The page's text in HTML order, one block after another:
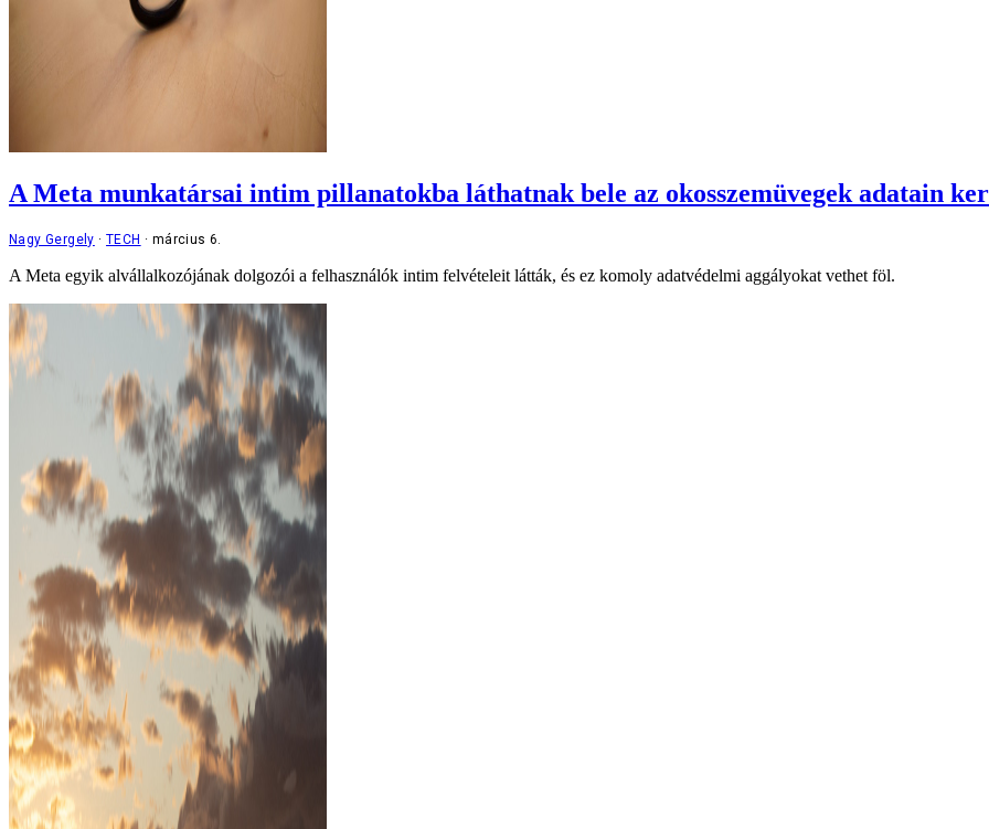
A Meta munkatársai intim pillanatokba láthatnak bele az okosszemüvegek adatain
Nagy Gergely TECH március 6.
A Meta egyik alvállalkozójának dolgozói a felhasználók intim felvételeit látták, és ez komoly adatvédelmi aggályokat vethet föl.